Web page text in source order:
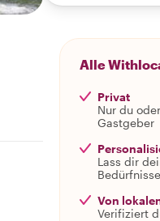
Alle
Privat
Nur du
Gastgeber
Lass dir
Von
Verifiziert